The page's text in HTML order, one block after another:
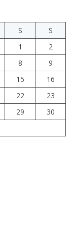
S
S
1
2
8
9
15
16
22
23
29
30